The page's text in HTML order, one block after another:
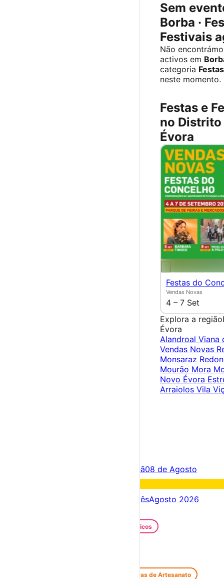
Sem
Borba ·
Festivais
Não
activos em
categoria
neste momento.
Festas e
no Distrito
Évora
Festas do
Vendas Novas
4 – 7 Set
Explora a região
Évora
Alandroal Viana
Vendas Novas
Monsaraz
Mourão Mora
Novo Évora
Arraiolos Vila
Amanhã08 de Agosto
Este mêsAgosto 2026
Festivais Gastronómicos
Feiras de Artesanato